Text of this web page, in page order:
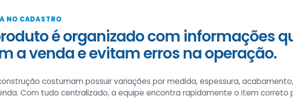
NO CADASTRO
é organizado com informações
a venda e evitam erros na operação.
costumam possuir variações por medida, espessura,
Com tudo centralizado, a equipe encontra rapidamente o item correto